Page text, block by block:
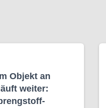
Objekt an
weiter: